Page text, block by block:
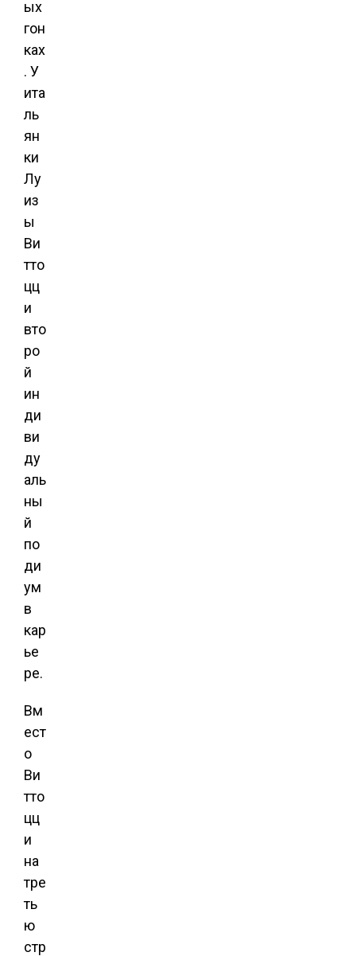
ых
гон
ках
. У
ита
ль
ян
ки
Лу
из
ы
Ви
тто
цц
и
вто
ро
й
ин
ди
ви
ду
аль
ны
й
по
ди
ум
в
кар
ье
ре.
Вм
ест
о
Ви
тто
цц
и
на
тре
ть
ю
стр